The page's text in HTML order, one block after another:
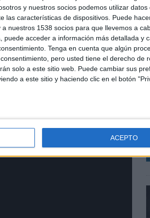
y nuestros socios podemos utilizar datos
las características de dispositivos. Puede
nuestros 1538 socios para que llevemos a
puede acceder a información más detallada y
Tenga en cuenta que algún
pero usted tiene el derecho de
solo a este sitio web. Puede cambiar sus
a este sitio y haciendo clic en el botón
ACEPTO
humor para presentar su nueva
con el cuidado de la
del hombre. Detrás de la
We are CP.